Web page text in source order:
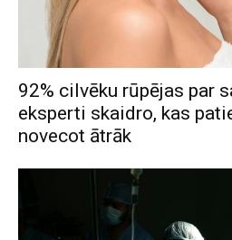
92% cilvēku rūpējas par
eksperti skaidro, kas
novecot ātrāk